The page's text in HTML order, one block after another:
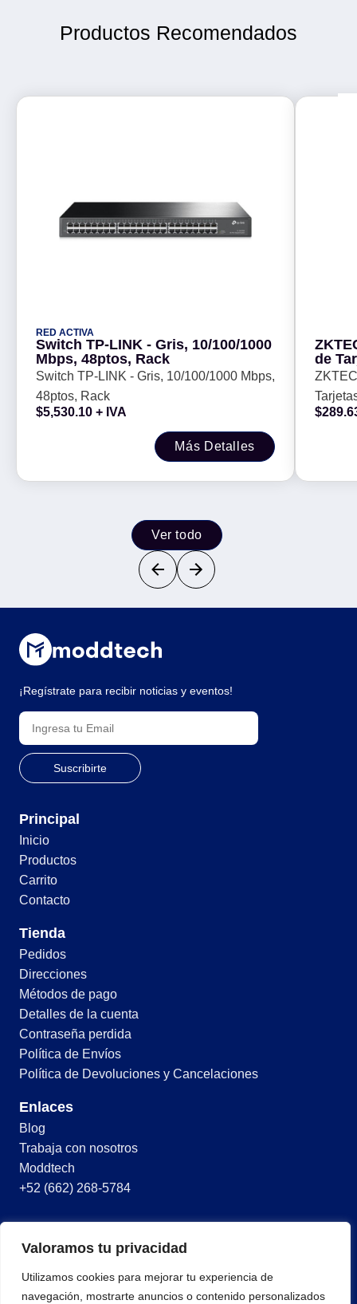
Valoramos tu privacidad
Utilizamos cookies para mejorar tu experiencia de
navegación, mostrarte anuncios o contenido personalizados
Productos Recomendados
RED ACTIVA
Switch TP-LINK - Gris, 10/100/1000
Mbps, 48ptos, Rack
Switch TP-LINK - Gris, 10/100/1000 Mbps,
48ptos, Rack
$5,530.10 + IVA
Más Detalles
de
LED
$
Ver todo
¡Regístrate para recibir noticias y eventos!
Principal
Inicio
Productos
Carrito
Contacto
Tienda
Pedidos
Direcciones
Métodos de pago
Detalles de la cuenta
Contraseña perdida
Política de Envíos
Política de Devoluciones y Cancelaciones
Enlaces
Blog
Trabaja con nosotros
Moddtech
+52 (662) 268-5784
© 2026 Todos los derechos reservados
Política de privacidad